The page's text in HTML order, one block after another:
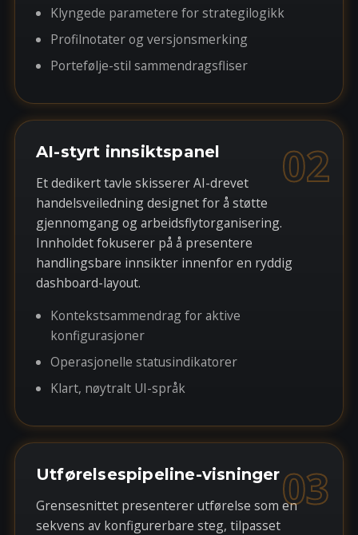
Klyngede parametere for strategilogikk
Profilnotater og versjonsmerking
Portefølje-stil sammendragsfliser
02
AI-styrt innsiktspanel
Et dedikert tavle skisserer AI-drevet
handelsveiledning designet for å støtte
gjennomgang og arbeidsflytorganisering.
Innholdet fokuserer på å presentere
handlingsbare innsikter innenfor en ryddig
dashboard-layout.
Kontekstsammendrag for aktive
konfigurasjoner
Operasjonelle statusindikatorer
Klart, nøytralt UI-språk
03
Utførelsespipeline-visninger
Grensesnittet presenterer utførelse som en
sekvens av konfigurerbare steg, tilpasset